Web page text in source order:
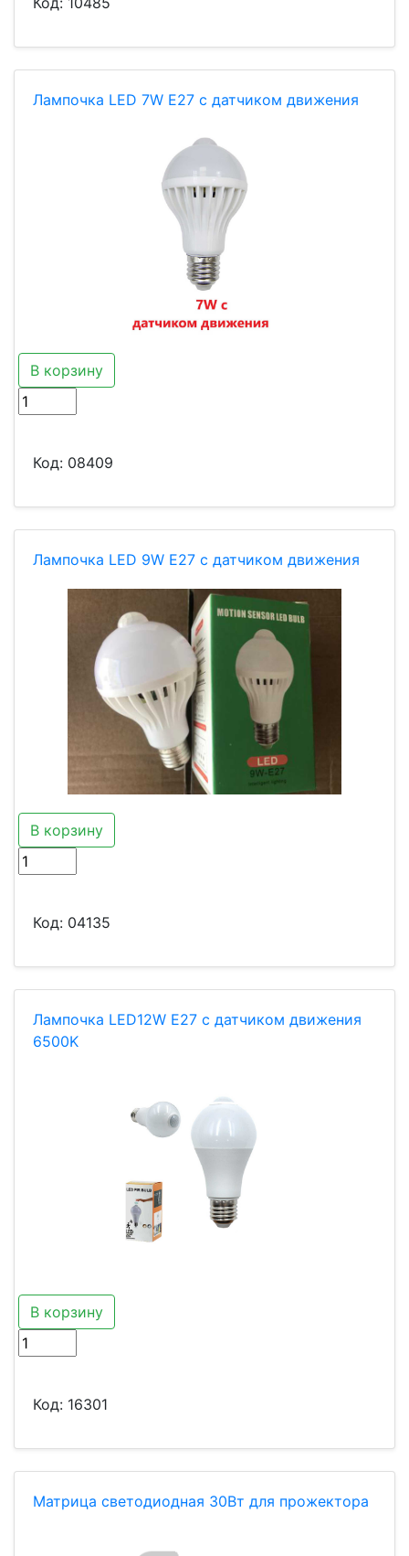
Лампочка LED 7W Е27 с датчиком движения
В корзину
Код: 08409
Лампочка LED 9W Е27 с датчиком движения
В корзину
Код: 04135
Лампочка LED12W Е27 с датчиком движения
6500K
В корзину
Код: 16301
Матрица светодиодная 30Вт для прожектора